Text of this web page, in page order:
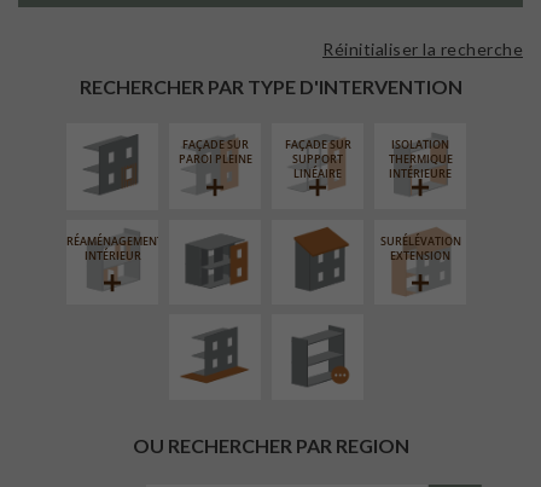
RECHERCHER PAR TYPE D'INTERVENTION
Réinitialiser la recherche
EXTÉRIEURE
FAÇADE SUR
PAROI PLEINE
FAÇADE SUR
SUPPORT
LINÉAIRE
ISOLATION
THERMIQUE
INTÉRIEURE
RÉAMÉNAGEMENT
INTÉRIEUR
FERMETURE
LOGGIAS
RÉFECTION DES
TOITURES
SURÉLÉVATION
EXTENSION
AMÉNAGEMENT
EXTÉRIEUR
PROCÉDÉ
PARTICULIER
OU RECHERCHER PAR REGION